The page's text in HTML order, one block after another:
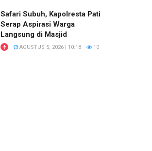
Safari Subuh, Kapolresta Pati
Serap Aspirasi Warga
Langsung di Masjid
AGUSTUS 5, 2026 | 10:18 10